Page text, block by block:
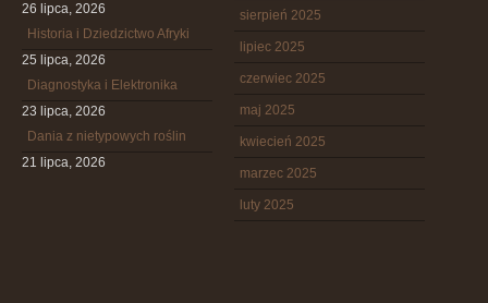
26 lipca, 2026
Historia i Dziedzictwo Afryki
25 lipca, 2026
Diagnostyka i Elektronika
23 lipca, 2026
Dania z nietypowych roślin
21 lipca, 2026
sierpień 2025
lipiec 2025
czerwiec 2025
maj 2025
kwiecień 2025
marzec 2025
luty 2025